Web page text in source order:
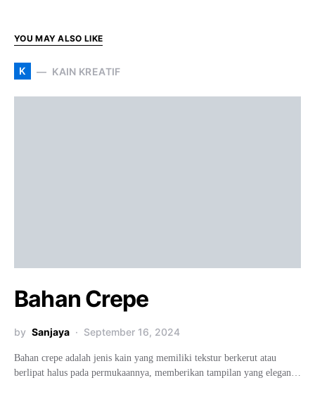
YOU MAY ALSO LIKE
K KAIN KREATIF
Bahan Crepe
by Sanjaya September 16, 2024
Bahan crepe adalah jenis kain yang memiliki tekstur berkerut atau
berlipat halus pada permukaannya, memberikan tampilan yang elegan…